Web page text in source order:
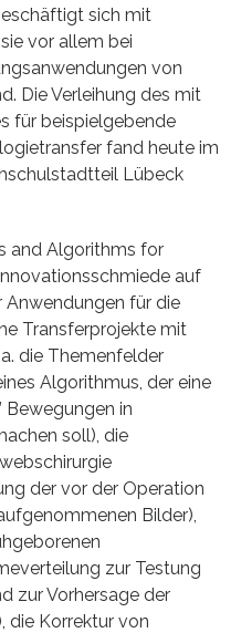
sich mit
vor allem bei
von
Die Verleihung des mit
für beispielgebende
fand heute im
Lübeck
and Algorithms for
auf
für die
Transferprojekte mit
die Themenfelder
Algorithmus, der eine
Bewegungen in
soll), die
der vor der Operation
Bilder),
zur Testung
zur Vorhersage der
die Korrektur von